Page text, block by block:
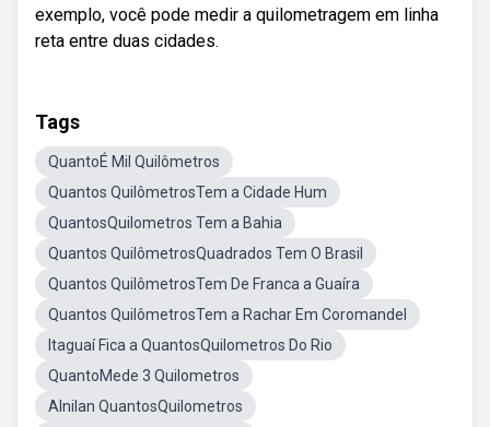
exemplo, você pode medir a quilometragem em linha
reta entre duas cidades.
Tags
QuantoÉ Mil Quilômetros
Quantos QuilômetrosTem a Cidade Hum
QuantosQuilometros Tem a Bahia
Quantos QuilômetrosQuadrados Tem O Brasil
Quantos QuilômetrosTem De Franca a Guaíra
Quantos QuilômetrosTem a Rachar Em Coromandel
Itaguaí Fica a QuantosQuilometros Do Rio
QuantoMede 3 Quilometros
Alnilan QuantosQuilometros